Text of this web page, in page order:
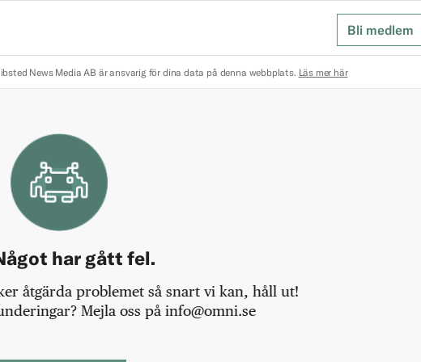
Bli medlem
News Media AB är ansvarig för dina data på denna webbplats. Läs mer här
har gått fel.
åtgärda problemet så snart vi kan, håll ut!
Mejla oss på info@omni.se